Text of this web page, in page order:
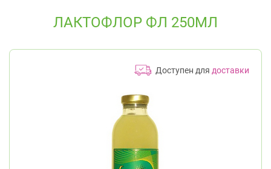
ЛАКТОФЛОР ФЛ 250МЛ
Доступен для доставки